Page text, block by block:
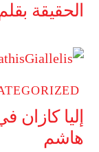
الحقيقة
إليا
هاشم